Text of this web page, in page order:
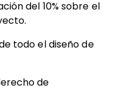
del 10% sobre el
todo el diseño de
de